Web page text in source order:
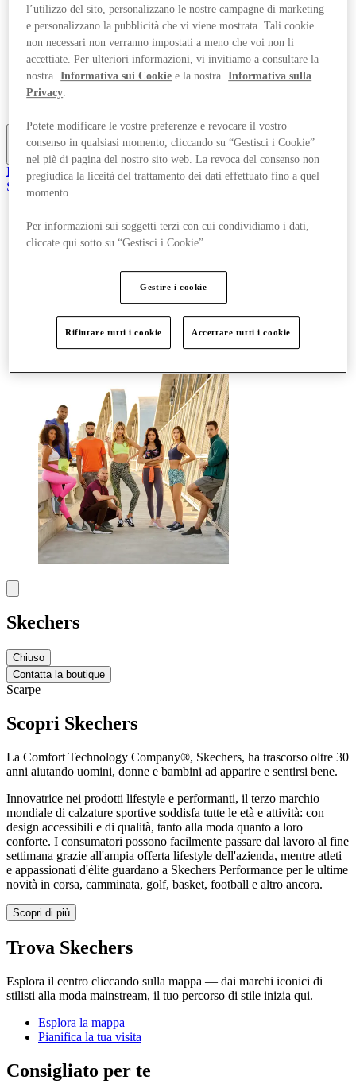
Offerte
Pianifica la tua visita
Cosa c'è in programma
Mangia e Bevi
Gift Card
Altro
Il Club
Salvata
it
Negozi
Offerte
Cosa c'è in programma
Altro
Skechers
Chiuso
Contatta la boutique
Scarpe
Scopri Skechers
La Comfort Technology Company®, Skechers, ha trascorso oltre 30
anni aiutando uomini, donne e bambini ad apparire e sentirsi bene.
Innovatrice nei prodotti lifestyle e performanti, il terzo marchio
mondiale di calzature sportive soddisfa tutte le età e attività: con
design accessibili e di qualità, tanto alla moda quanto a loro
conforte. I consumatori possono facilmente passare dal lavoro al fine
settimana grazie all'ampia offerta lifestyle dell'azienda, mentre atleti
e appassionati d'élite guardano a Skechers Performance per le ultime
novità in corsa, camminata, golf, basket, football e altro ancora.
Scopri di più
Trova Skechers
Esplora il centro cliccando sulla mappa — dai marchi iconici di
stilisti alla moda mainstream, il tuo percorso di stile inizia qui.
Esplora la mappa
Pianifica la tua visita
Consigliato per te
l’utilizzo del sito, personalizzano le nostre campagne di marketing
e personalizzano la pubblicità che vi viene mostrata. Tali cookie
non necessari non verranno impostati a meno che voi non li
accettiate. Per ulteriori informazioni, vi invitiamo a consultare la
nostra
Informativa sui Cookie e la nostra
Informativa sulla
Privacy
Potete modificare le vostre preferenze e revocare il vostro
consenso in qualsiasi momento, cliccando su “Gestisci i Cookie”
nel piè di pagina del nostro sito web. La revoca del consenso non
pregiudica la liceità del trattamento dei dati effettuato fino a quel
momento.
Per informazioni sui soggetti terzi con cui condividiamo i dati,
cliccate qui sotto su “Gestisci i Cookie”.
Gestire i cookie
Rifiutare tutti i cookie Accettare tutti i cookie